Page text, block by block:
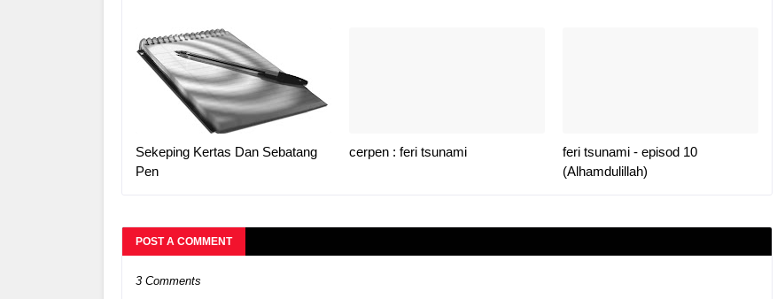
Sekeping Kertas Dan Sebatang
Pen
cerpen : feri tsunami
feri tsunami - episod 10
(Alhamdulillah)
POST A COMMENT
3 Comments